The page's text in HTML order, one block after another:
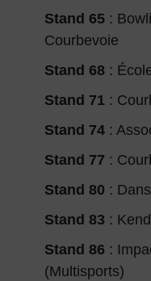
Stand 65 :
Courbevoie
Stand 68 :
Stand 71 :
Stand 74 :
Stand 77 :
Stand 80 :
Stand 83 :
Stand 86 :
(Multisports)